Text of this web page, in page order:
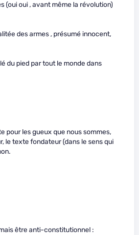
(oui oui , avant même la révolution)
des armes , présumé innocent,
du pied par tout le monde dans
pour les gueux que nous sommes,
le texte fondateur (dans le sens qui
être anti-constitutionnel :